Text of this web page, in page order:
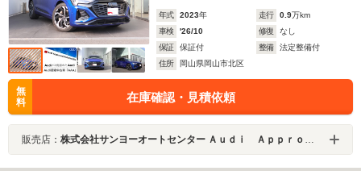
年式 2023年 走行 0.9万km
車検
'26/10 修復
なし
保証
保証付 整備
法定整備付
住所
岡山県岡山市北区
無
料
在庫確認・見積依頼
販売店： 株式会社サンヨーオートセンター Ａｕｄｉ Ａｐｐｒｏｖｅｄ Ａｕｔｏｍｏｂｉｌｅ岡山中央